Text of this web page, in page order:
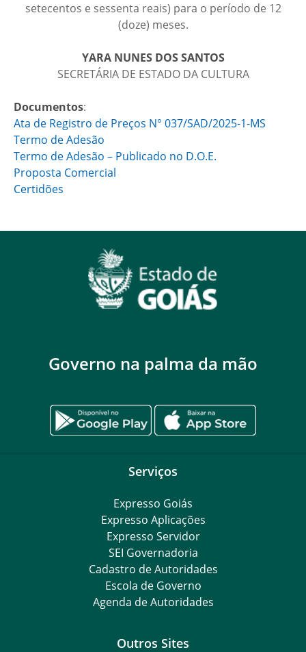
setecentos e sessenta reais) para o período de 12
(doze) meses.
YARA NUNES DOS SANTOS
SECRETÁRIA DE ESTADO DA CULTURA
Documentos:
Ata de Registro de Preços N° 037/SAD/2025-1-MS
Termo de Adesão
Termo de Adesão – Publicado no D.O.E.
Proposta Comercial
Certidões
Governo na palma da mão
Serviços
Expresso Goiás
Expresso Aplicações
Expresso Servidor
SEI Governadoria
Cadastro de Autoridades
Escola de Governo
Agenda de Autoridades
Outros Sites